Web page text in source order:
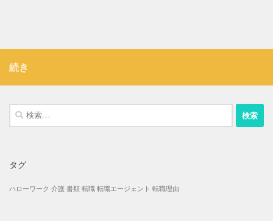
続き
検
索:
タグ
ハローワーク 介護 書類 転職 転職エージェント 転職理由